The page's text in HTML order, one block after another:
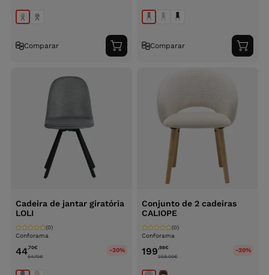
Comparar
Adicionar
ao
Comparar
ao
Cadeira de jantar giratória
LOLI
Conforama
(0)
44,70€
64.70€
-30%
Conjunto de 2 cadeiras
CALIOPE
Conforama
(0)
199,98€
258.00€
-20%